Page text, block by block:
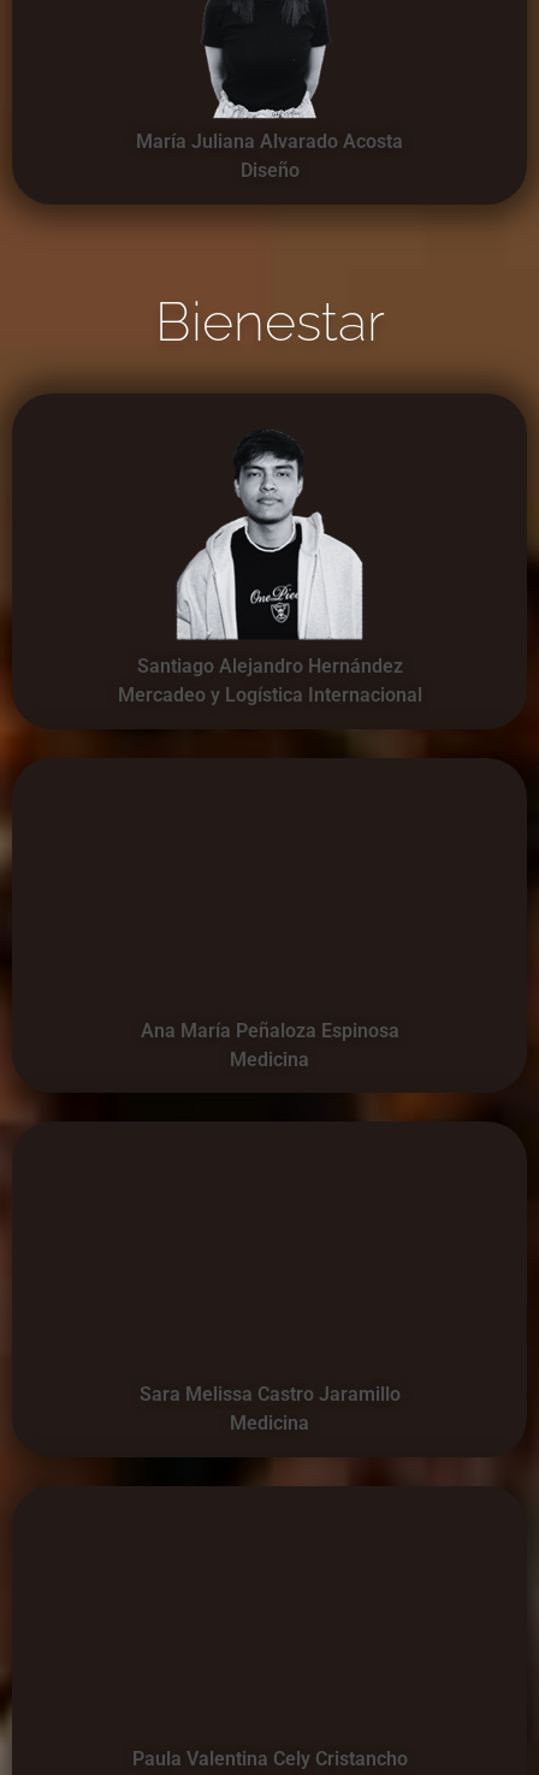
María Juliana Alvarado Acosta
Diseño
Bienestar
Santiago Alejandro Hernández
Mercadeo y Logística Internacional
Ana María Peñaloza Espinosa
Medicina
Sara Melissa Castro Jaramillo
Medicina
Paula Valentina Cely Cristancho